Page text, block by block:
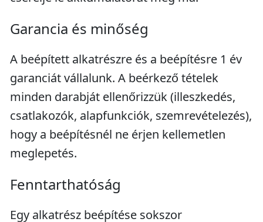
Garancia és minőség
A beépített alkatrészre és a beépítésre 1 év
garanciát vállalunk. A beérkező tételek
minden darabját ellenőrizzük (illeszkedés,
csatlakozók, alapfunkciók, szemrevételezés),
hogy a beépítésnél ne érjen kellemetlen
meglepetés.
Fenntarthatóság
Egy alkatrész beépítése sokszor